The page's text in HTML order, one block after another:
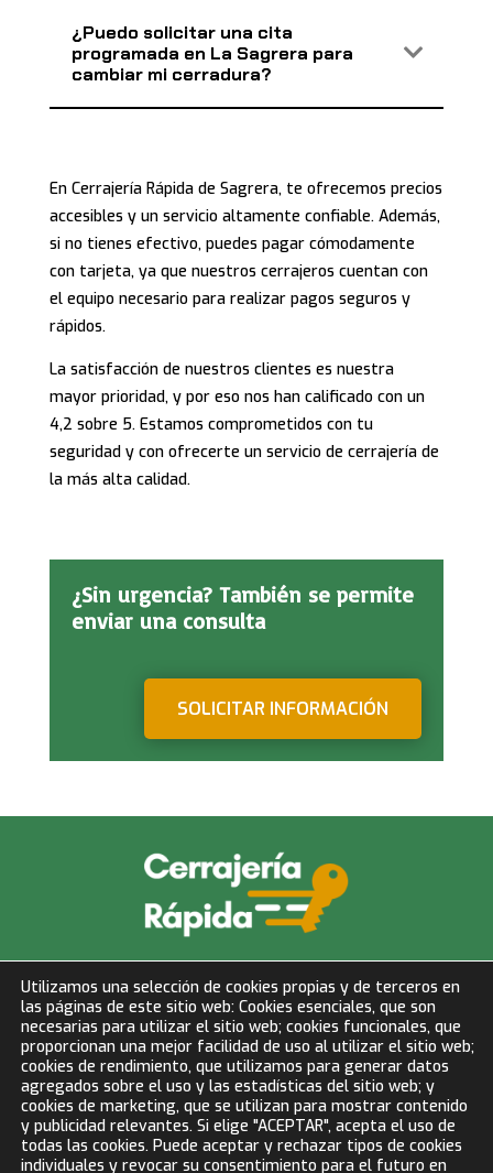
¿Puedo solicitar una cita
programada en La Sagrera para
cambiar mi cerradura?
En Cerrajería Rápida de Sagrera, te ofrecemos precios
accesibles y un servicio altamente confiable. Además,
si no tienes efectivo, puedes pagar cómodamente
con tarjeta, ya que nuestros cerrajeros cuentan con
el equipo necesario para realizar pagos seguros y
rápidos.
La satisfacción de nuestros clientes es nuestra
mayor prioridad, y por eso nos han calificado con un
4,2 sobre 5. Estamos comprometidos con tu
seguridad y con ofrecerte un servicio de cerrajería de
la más alta calidad.
¿Sin urgencia? También se permite
enviar una consulta
SOLICITAR INFORMACIÓN
info@cerrajeriarapida.net
677 153 750
LLAMAR AHORA
BLOG
Utilizamos una selección de cookies propias y de terceros en
las páginas de este sitio web: Cookies esenciales, que son
necesarias para utilizar el sitio web; cookies funcionales, que
proporcionan una mejor facilidad de uso al utilizar el sitio web;
cookies de rendimiento, que utilizamos para generar datos
agregados sobre el uso y las estadísticas del sitio web; y
cookies de marketing, que se utilizan para mostrar contenido
y publicidad relevantes. Si elige "ACEPTAR", acepta el uso de
todas las cookies. Puede aceptar y rechazar tipos de cookies
individuales y revocar su consentimiento para el futuro en